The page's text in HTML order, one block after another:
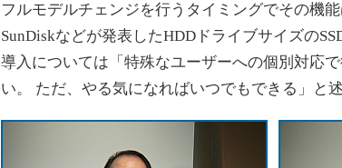
フルモデルチェンジを行うタイミングでその機
SunDiskなどが発表したHDDドライブサイズの
導入については「特殊なユーザーへの個別対応
い。 ただ、やる気になればいつでもできる」と述